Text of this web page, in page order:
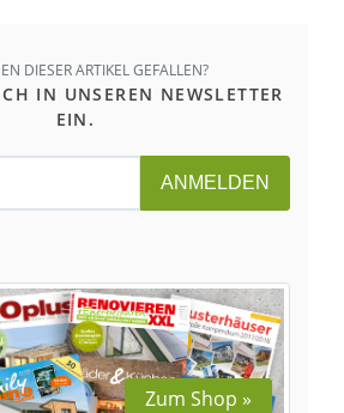
DIESER ARTIKEL GEFALLEN?
IN UNSEREN NEWSLETTER
EIN.
ANMELDEN
Zum Shop »